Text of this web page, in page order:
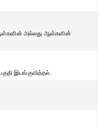
அல்லது ஆள்களின்
இயங்குவித்தல்.